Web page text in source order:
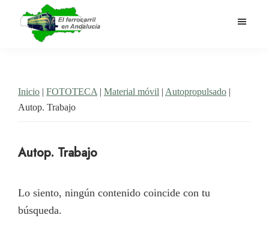
contenido
Andalucía
ferrocarril
en
Inicio | FOTOTECA | Material móvil | Autopropulsado |
Autop. Trabajo
Autop. Trabajo
Lo siento, ningún contenido coincide con tu
búsqueda.